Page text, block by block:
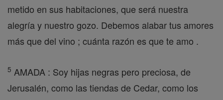
metido en sus habitaciones, que será nuestra
alegría y nuestro gozo. Debemos alabar tus amores
más que del vino ; cuánta razón es que te amo .
5 AMADA : Soy hijas negras pero preciosa, de
Jerusalén, como las tiendas de Cedar, como los